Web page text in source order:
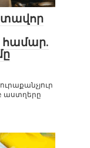
համար.
աստղերը